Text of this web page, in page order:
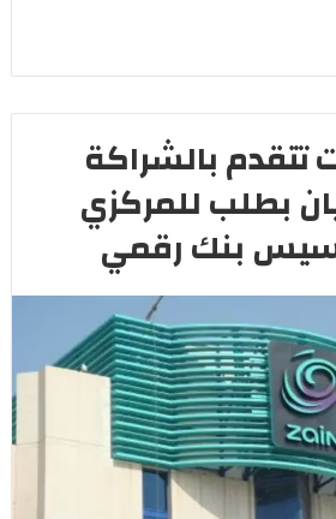
تتقدم بالشراكة
بطلب للمركزي
بنك رقمي